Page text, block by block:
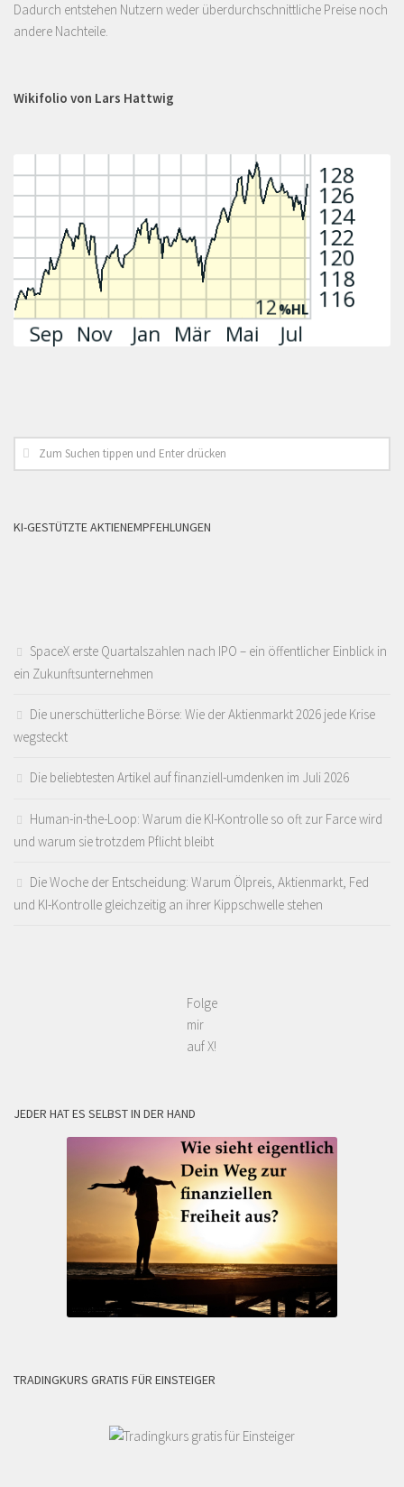
Dadurch entstehen Nutzern weder überdurchschnittliche Preise noch
andere Nachteile.
Wikifolio von Lars Hattwig
KI-GESTÜTZTE AKTIENEMPFEHLUNGEN
SpaceX erste Quartalszahlen nach IPO – ein öffentlicher Einblick in
ein Zukunftsunternehmen
Die unerschütterliche Börse: Wie der Aktienmarkt 2026 jede Krise
wegsteckt
Die beliebtesten Artikel auf finanziell-umdenken im Juli 2026
Human-in-the-Loop: Warum die KI-Kontrolle so oft zur Farce wird
und warum sie trotzdem Pflicht bleibt
Die Woche der Entscheidung: Warum Ölpreis, Aktienmarkt, Fed
und KI-Kontrolle gleichzeitig an ihrer Kippschwelle stehen
Folge
mir
auf X!
JEDER HAT ES SELBST IN DER HAND
TRADINGKURS GRATIS FÜR EINSTEIGER